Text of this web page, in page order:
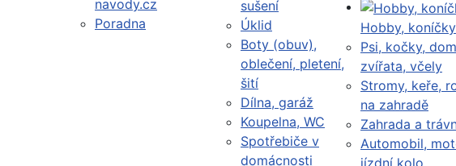
navody.cz
Poradna
sušení
Úklid
Boty (obuv),
oblečení, pletení,
šití
Dílna, garáž
Koupelna, WC
Spotřebiče v
domácnosti
Hobby, koníčky
Psi, kočky,
zvířata, včely
Stromy, keře,
na zahradě
Zahrada a
Automobil,